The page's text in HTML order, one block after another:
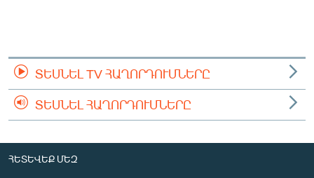
ԲԱՆԱՎԵՃ
ՁԳՏԵԼՈՎ ԼԱՎԱԳՈՒՅՆԻՆ
Հայերեն
ՏԵՍՆԵԼ TV ՀԱՂՈՐԴՈՒՄՆԵՐԸ
ՏԵՍՆԵԼ ՀԱՂՈՐԴՈՒՄՆԵՐԸ
ՀԵՏԵՎԵՔ ՄԵԶ